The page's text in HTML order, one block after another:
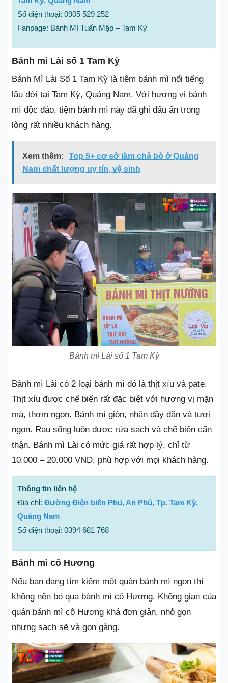
Số điện thoại: 0905 529 252
Fanpage: Bánh Mì Tuấn Mập – Tam Kỳ
Bánh mì Lài số 1 Tam Kỳ
Bánh Mì Lài Số 1 Tam Kỳ là tiệm bánh mì nổi tiếng
lâu đời tại Tam Kỳ, Quảng Nam. Với hương vị bánh
mì độc đáo, tiệm bánh mì này đã ghi dấu ấn trong
lòng rất nhiều khách hàng.
Xem thêm:
Top 5+ cơ sở làm chả bò ở Quảng
Nam chất lượng uy tín, vệ sinh
Bánh mì Lài số 1 Tam Kỳ
Bánh mì Lài có 2 loại bánh mì đó là thịt xíu và pate.
Thịt xíu được chế biến rất đặc biệt với hương vị mặn
mà, thơm ngon. Bánh mì giòn, nhân đầy đặn và tươi
ngon. Rau sống luôn được rửa sạch và chế biến cẩn
thận. Bánh mì Lài có mức giá rất hợp lý, chỉ từ
10.000 – 20.000 VND, phù hợp với mọi khách hàng.
Thông tin liên hệ
Địa chỉ: Đường Điện biên Phủ, An Phú, Tp. Tam Kỳ,
Quảng Nam
Số điện thoại: 0394 681 768
Bánh mì cô Hương
Nếu bạn đang tìm kiếm một quán bánh mì ngon thì
không nên bỏ qua bánh mì cô Hương. Không gian của
quán bánh mì cô Hương khá đơn giản, nhỏ gọn
nhưng sạch sẽ và gọn gàng.